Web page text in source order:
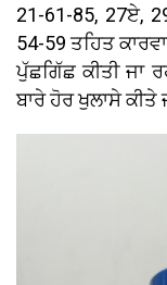
21-61-85, 27ਏ,
54-59 ਤਹਿਤ
ਪੁੱਛਗਿੱਛ ਕੀਤੀ ਜਾ
ਬਾਰੇ ਹੋਰ ਖੁਲਾਸੇ ਕੀਤੇ